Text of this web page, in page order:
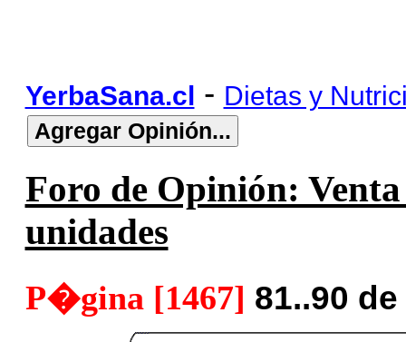
YerbaSana.cl - Dietas y
Foro de Opinión:
unidades
P�gina [1467] 81..90